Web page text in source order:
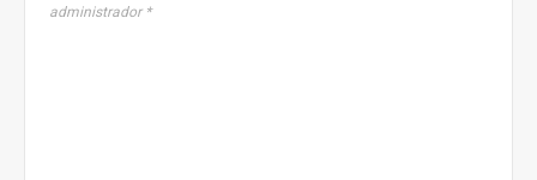
administrador *